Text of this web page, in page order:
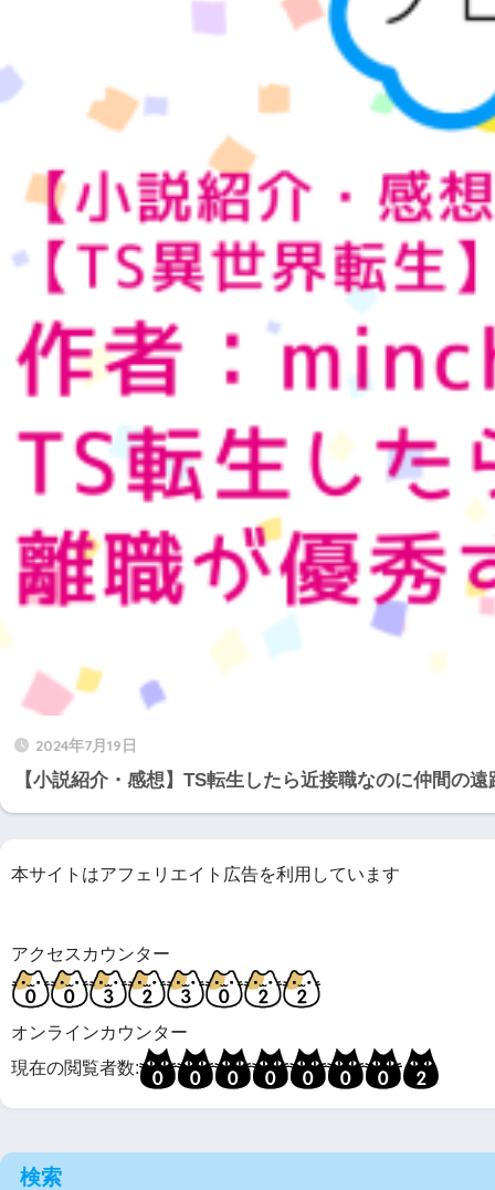
2024年7月19日
【小説紹介・感想】TS転生したら近接職なのに仲間の
本サイトはアフェリエイト広告を利用しています
アクセスカウンター
オンラインカウンター
現在の閲覧者数:
検索